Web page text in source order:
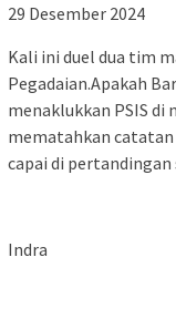
29 Desember 2024
Kali ini duel dua tim
Pegadaian.Apakah
menaklukkan PSIS di
mematahkan catatan
capai di pertandingan
Indra